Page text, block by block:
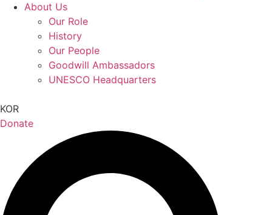
About Us
Our Role
History
Our People
Goodwill Ambassadors
UNESCO Headquarters
KOR
Donate